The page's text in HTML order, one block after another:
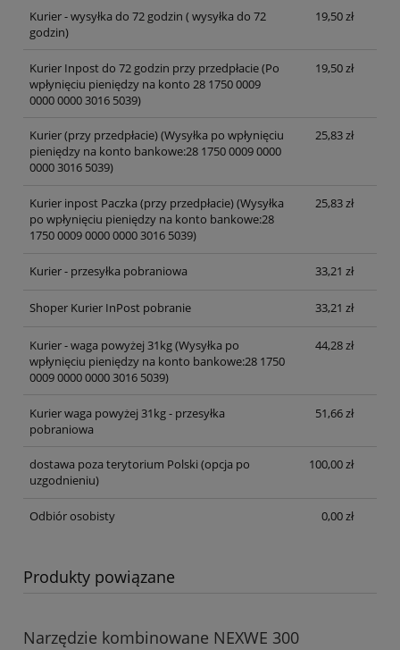
Kurier - wysyłka do 72 godzin ( wysyłka do 72
godzin)
19,50 zł
Kurier Inpost do 72 godzin przy przedpłacie(Po
wpłynięciu pieniędzy na konto 28 1750 0009
0000 0000 3016 5039)
19,50 zł
Kurier (przy przedpłacie)(Wysyłka po wpłynięciu
pieniędzy na konto bankowe:28 1750 0009 0000
0000 3016 5039)
25,83 zł
Kurier inpost Paczka (przy przedpłacie)(Wysyłka
po wpłynięciu pieniędzy na konto bankowe:28
1750 0009 0000 0000 3016 5039)
25,83 zł
Kurier - przesyłka pobraniowa 33,21 zł
Shoper Kurier InPost pobranie 33,21 zł
Kurier - waga powyżej 31kg(Wysyłka po
wpłynięciu pieniędzy na konto bankowe:28 1750
0009 0000 0000 3016 5039)
44,28 zł
Kurier waga powyżej 31kg - przesyłka
pobraniowa
51,66 zł
dostawa poza terytorium Polski (opcja po
uzgodnieniu)
100,00 zł
Odbiór osobisty 0,00 zł
Produkty powiązane
Narzędzie kombinowane NEXWE 300